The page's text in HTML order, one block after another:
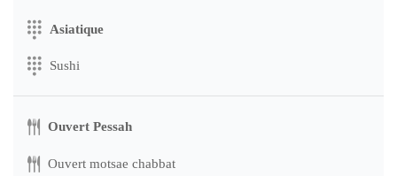
Asiatique
Sushi
Ouvert Pessah
Ouvert motsae chabbat